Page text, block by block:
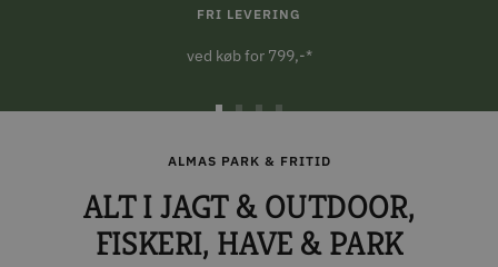
FRI LEVERING
ved køb for 799,-*
1
2
4
ALMAS PARK & FRITID
ALT I JAGT & OUTDOOR,
FISKERI, HAVE & PARK